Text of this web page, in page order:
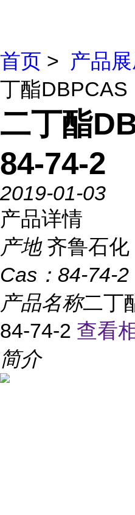
首页 > 产品
丁酯DBPCAS
二丁酯
84-74-2
2019-01-03
产品详情
产地 齐鲁石化
Cas： 84-74-2
产品名称二丁
84-74-2 查看
简介